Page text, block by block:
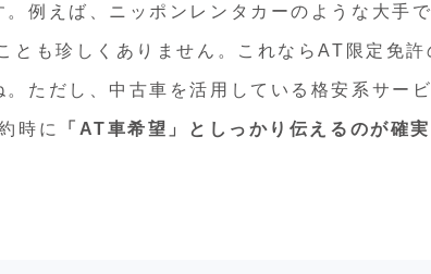
例えば、ニッポンレンタカーのような大手
とも珍しくありません。これならAT限定免許
ただし、中古車を活用している格安系サー
時に 「AT車希望」としっかり伝えるのが確実